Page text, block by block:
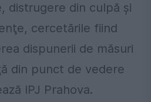
distrugere din culpă şi
cercetările fiind
dispunerii de măsuri
din punct de vedere
IPJ Prahova.